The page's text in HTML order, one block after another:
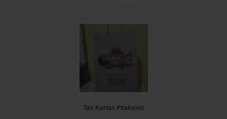
Tas Kertas Pitakaset